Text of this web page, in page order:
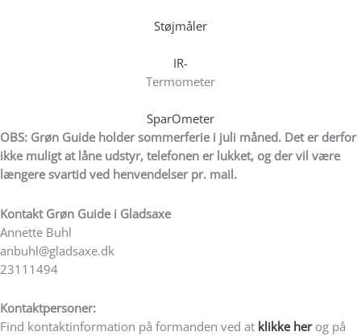
Støjmåler
IR-
Termometer
SparOmeter
OBS: Grøn Guide holder sommerferie i juli måned. Det er derfor
ikke muligt at låne udstyr, telefonen er lukket, og der vil være
længere svartid ved henvendelser pr. mail.
Kontakt Grøn Guide i Gladsaxe
Annette Buhl
anbuhl@gladsaxe.dk
23111494
Kontaktpersoner:
Find kontaktinformation på formanden ved at klikke herog på